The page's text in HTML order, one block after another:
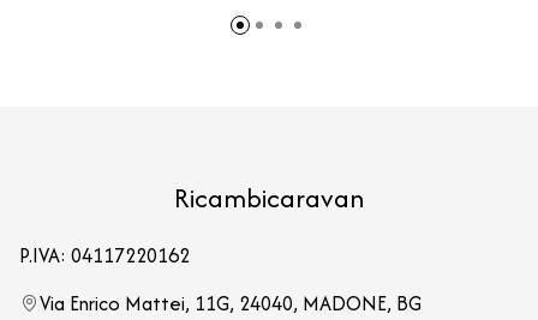
Ricambicaravan
P.IVA: 04117220162
Via Enrico Mattei, 11G, 24040, MADONE, BG